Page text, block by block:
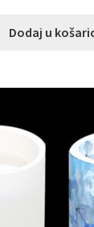
Dodaj u